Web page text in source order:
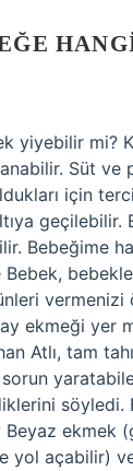
yiyebilir mi?
Süt ve
için
geçilebilir.
Bebeğime
Bebek,
vermenizi
ekmeği yer
Atlı, tam
söyledi.
ekmek
yol açabilir)